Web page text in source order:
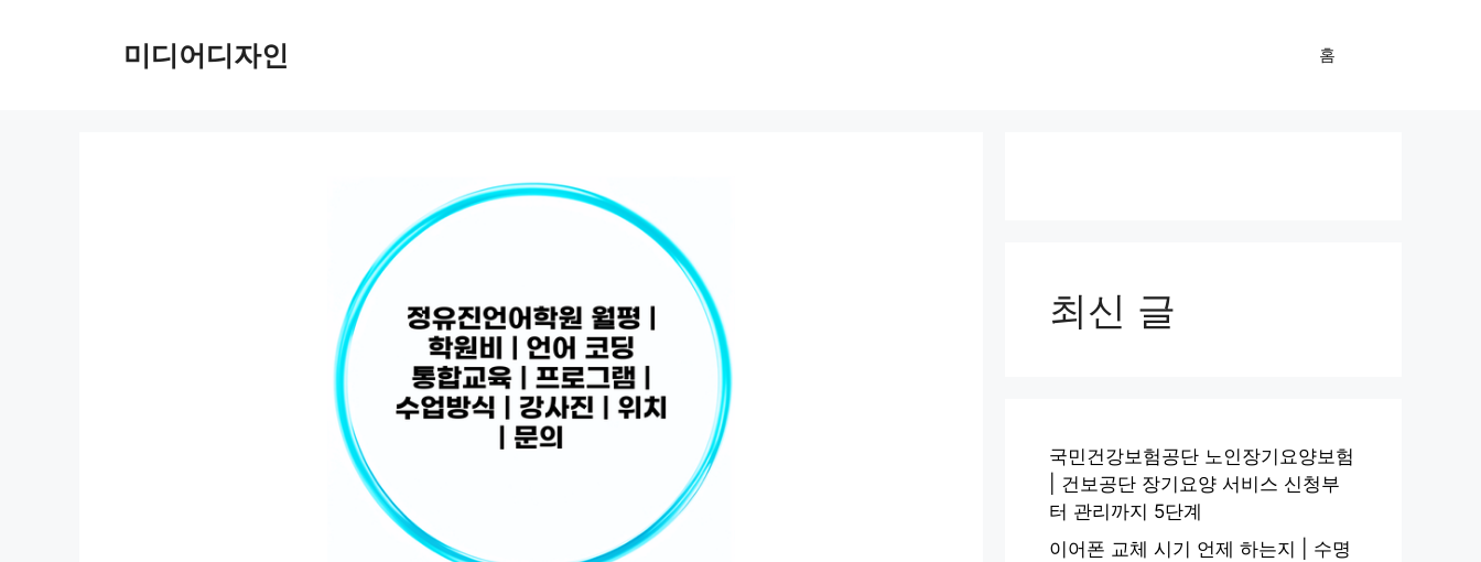
미디어디자인 홈
최신 글
국민건강보험공단 노인장기요양보험
| 건보공단 장기요양 서비스 신청부
터 관리까지 5단계
이어폰 교체 시기 언제 하는지 | 수명